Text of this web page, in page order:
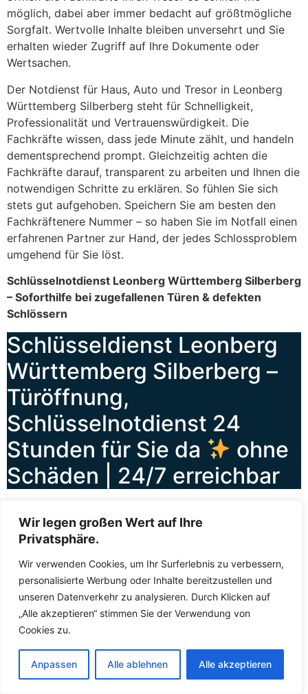
Wir legen großen Wert auf Ihre
Privatsphäre.
Wir verwenden Cookies, um Ihr Surferlebnis zu verbessern,
personalisierte Werbung oder Inhalte bereitzustellen und
unseren Datenverkehr zu analysieren. Durch Klicken auf
„Alle akzeptieren“ stimmen Sie der Verwendung von
Cookies zu.
Anpassen Alle ablehnen Alle akzeptieren
möglich, dabei aber immer bedacht auf größtmögliche
Sorgfalt. Wertvolle Inhalte bleiben unversehrt und Sie
erhalten wieder Zugriff auf Ihre Dokumente oder
Wertsachen.
Der Notdienst für Haus, Auto und Tresor in Leonberg
Württemberg Silberberg steht für Schnelligkeit,
Professionalität und Vertrauenswürdigkeit. Die
Fachkräfte wissen, dass jede Minute zählt, und handeln
dementsprechend prompt. Gleichzeitig achten die
Fachkräfte darauf, transparent zu arbeiten und Ihnen die
notwendigen Schritte zu erklären. So fühlen Sie sich
stets gut aufgehoben. Speichern Sie am besten den
Fachkräftenere Nummer – so haben Sie im Notfall einen
erfahrenen Partner zur Hand, der jedes Schlossproblem
umgehend für Sie löst.
Schlüsselnotdienst Leonberg Württemberg Silberberg
– Soforthilfe bei zugefallenen Türen & defekten
Schlössern
Schlüsseldienst Leonberg
Württemberg Silberberg –
Türöffnung,
Schlüsselnotdienst 24
Stunden für Sie da
ohne
Schäden | 24/7 erreichbar
plötzlich klemmt, ist schnelle Hilfe gefragt. Der
Schlüsselnotdienst
leistet
Soforthilfe
in genau solchen Situationen –
zuverlässig, kompetent und rund um die Uhr. Sie können
den Fachkräften jederzeit kontaktieren, sei es am
helllichten Tag oder mitten in der Nacht. Die Fachkräfte
wissen, dass zugefallene Türen und defekte Schlösser
Fachkräfte innerhalb kürzester Zeit bei Ihnen, um das